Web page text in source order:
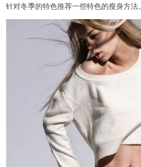
针对冬季的特色推荐一些特色的瘦身方法。